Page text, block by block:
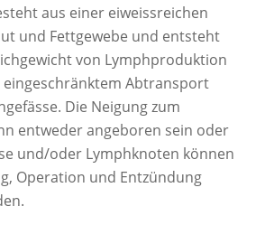
aus einer eiweissreichen
und Fettgewebe und entsteht
von Lymphproduktion
Abtransport
Die Neigung zum
entweder angeboren sein oder
und/oder Lymphknoten können
Operation und Entzündung